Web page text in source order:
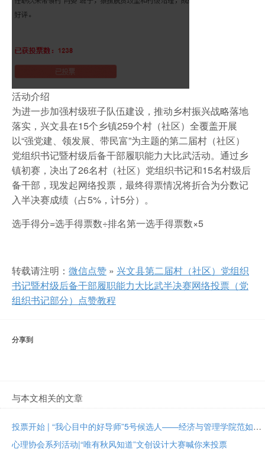
活动介绍
为进一步加强村级班子队伍建设，推动乡村振兴战略落地
落实，兴文县在15个乡镇259个村（社区）全覆盖开展
以“强党建、领发展、带民富”为主题的第二届村（社区）
党组织书记暨村级后备干部履职能力大比武活动。通过乡
镇初赛，决出了26名村（社区）党组织书记和15名村级后
备干部，现发起网络投票，最终得票情况将折合为分数记
入半决赛成绩（占5%，计5分）。
选手得分=选手得票数÷排名第一选手得票数×5
转载请注明： 微信点赞 » 兴文县第二届村（社区）党组织
书记暨村级后备干部履职能力大比武半决赛网络投票（党
组织书记部分）点赞教程
分享到
与本文相关的文章
投票开始 | “我心目中的好导师”5号候选人——经济与管理学院范如国教授
心理协会系列活动|“唯有秋风知道”文创设计大赛喊你来投票